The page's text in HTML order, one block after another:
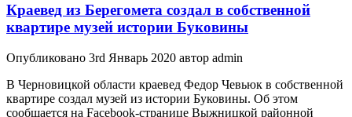
Краевед из Берегомета создал в собственной
квартире музей истории Буковины
Опубликовано 3rd Январь 2020 автор admin
В Черновицкой области краевед Федор Чевьюк в собственной
квартире создал музей из истории Буковины. Об этом
сообщается на Facebook-странице Выжницкой районной